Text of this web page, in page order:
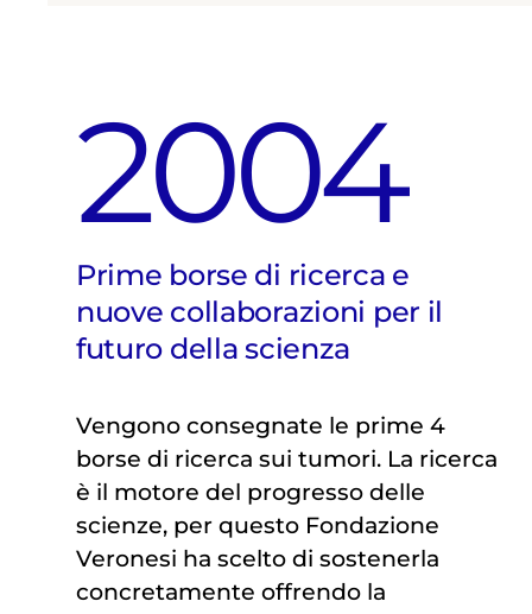
2004
Prime borse di ricerca e
nuove collaborazioni per il
futuro della scienza
Vengono consegnate le prime 4
borse di ricerca sui tumori. La ricerca
è il motore del progresso delle
scienze, per questo Fondazione
Veronesi ha scelto di sostenerla
concretamente offrendo la